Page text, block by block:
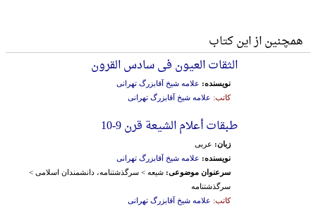
همچنین از این کتاب
الثقات العیون فی سادس القرون
نویسنده: علامه شیخ آقابزرگ تهرانی
کاتب: علامه شیخ آقابزرگ تهرانی
طبقات أعلام الشیعة قرن 9-10
زبان: عربی
نویسنده: علامه شیخ آقابزرگ تهرانی
سرعنوان موضوعی: شیعه > سرگذشتنامه، دانشمندان اسلامی >
سرگذشتنامه
کاتب: علامه شیخ آقابزرگ تهرانی